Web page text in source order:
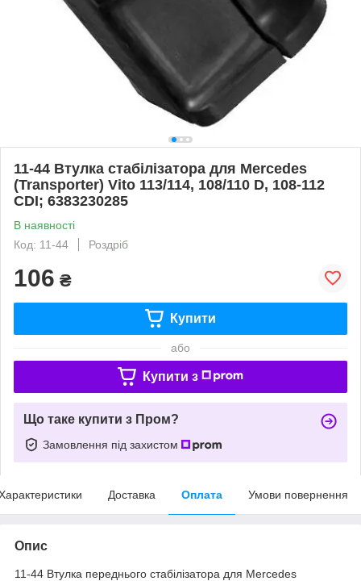
11-44 Втулка стабілізатора для Mercedes
(Transporter) Vito 113/114, 108/110 D, 108-112
CDI; 6383230285
В наявності
Код: 11-44
Роздріб
106 ₴
Купити
або
Купити з
Що таке купити з Пром?
Замовлення під захистом
Доставка Оплата Умови повернення
Опис
11-44 Втулка переднього стабілізатора для Mercedes